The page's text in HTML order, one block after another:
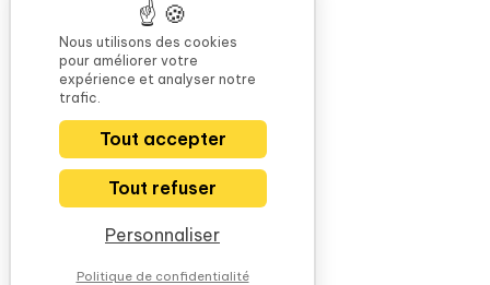
Nous utilisons des cookies
pour améliorer votre
expérience et analyser notre
trafic.
Tout accepter
Tout refuser
Personnaliser
Politique de confidentialité